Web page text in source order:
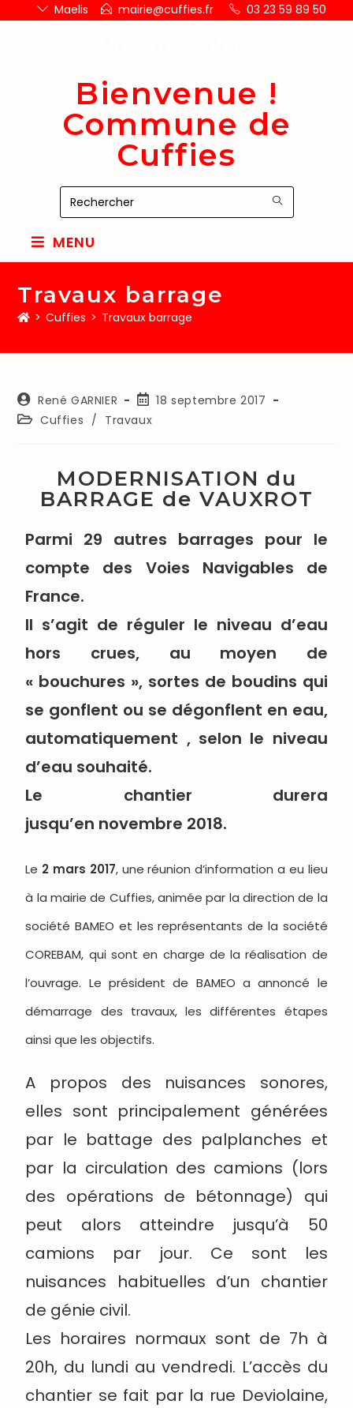
Maelis mairie@cuffies.fr 03 23 59 89 50
Bienvenue !
Commune de
Cuffies
MENU
Travaux barrage
> Cuffies > Travaux barrage
René GARNIER
18 septembre 2017
Cuffies / Travaux
MODERNISATION du
BARRAGE de VAUXROT
Parmi 29 autres barrages pour le
compte des Voies Navigables de
France.
Il s’agit de réguler le niveau d’eau
hors crues, au moyen de
« bouchures », sortes de boudins qui
se gonflent ou se dégonflent en eau,
automatiquement , selon le niveau
d’eau souhaité.
Le chantier durera
jusqu’en novembre 2018.
Le 2 mars 2017, une réunion d’information a eu lieu
à la mairie de Cuffies, animée par la direction de la
société BAMEO et les représentants de la société
COREBAM, qui sont en charge de la réalisation de
l’ouvrage. Le président de BAMEO a annoncé le
démarrage des travaux, les différentes étapes
ainsi que les objectifs.
A propos des nuisances sonores,
elles sont principalement générées
par le battage des palplanches et
par la circulation des camions (lors
des opérations de bétonnage) qui
peut alors atteindre jusqu’à 50
camions par jour. Ce sont les
nuisances habituelles d’un chantier
de génie civil.
Les horaires normaux sont de 7h à
20h, du lundi au vendredi. L’accès du
chantier se fait par la rue Deviolaine,